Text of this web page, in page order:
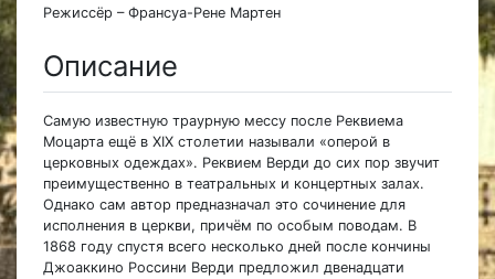
Режиссёр – Франсуа-Рене Мартен
Описание
Самую известную траурную мессу после Реквиема
Моцарта ещё в XIX столетии называли «оперой в
церковных одеждах». Реквием Верди до сих пор звучит
преимущественно в театральных и концертных залах.
Однако сам автор предназначал это сочинение для
исполнения в церкви, причём по особым поводам. В
1868 году спустя всего несколько дней после кончины
Джоаккино Россини Верди предложил двенадцати